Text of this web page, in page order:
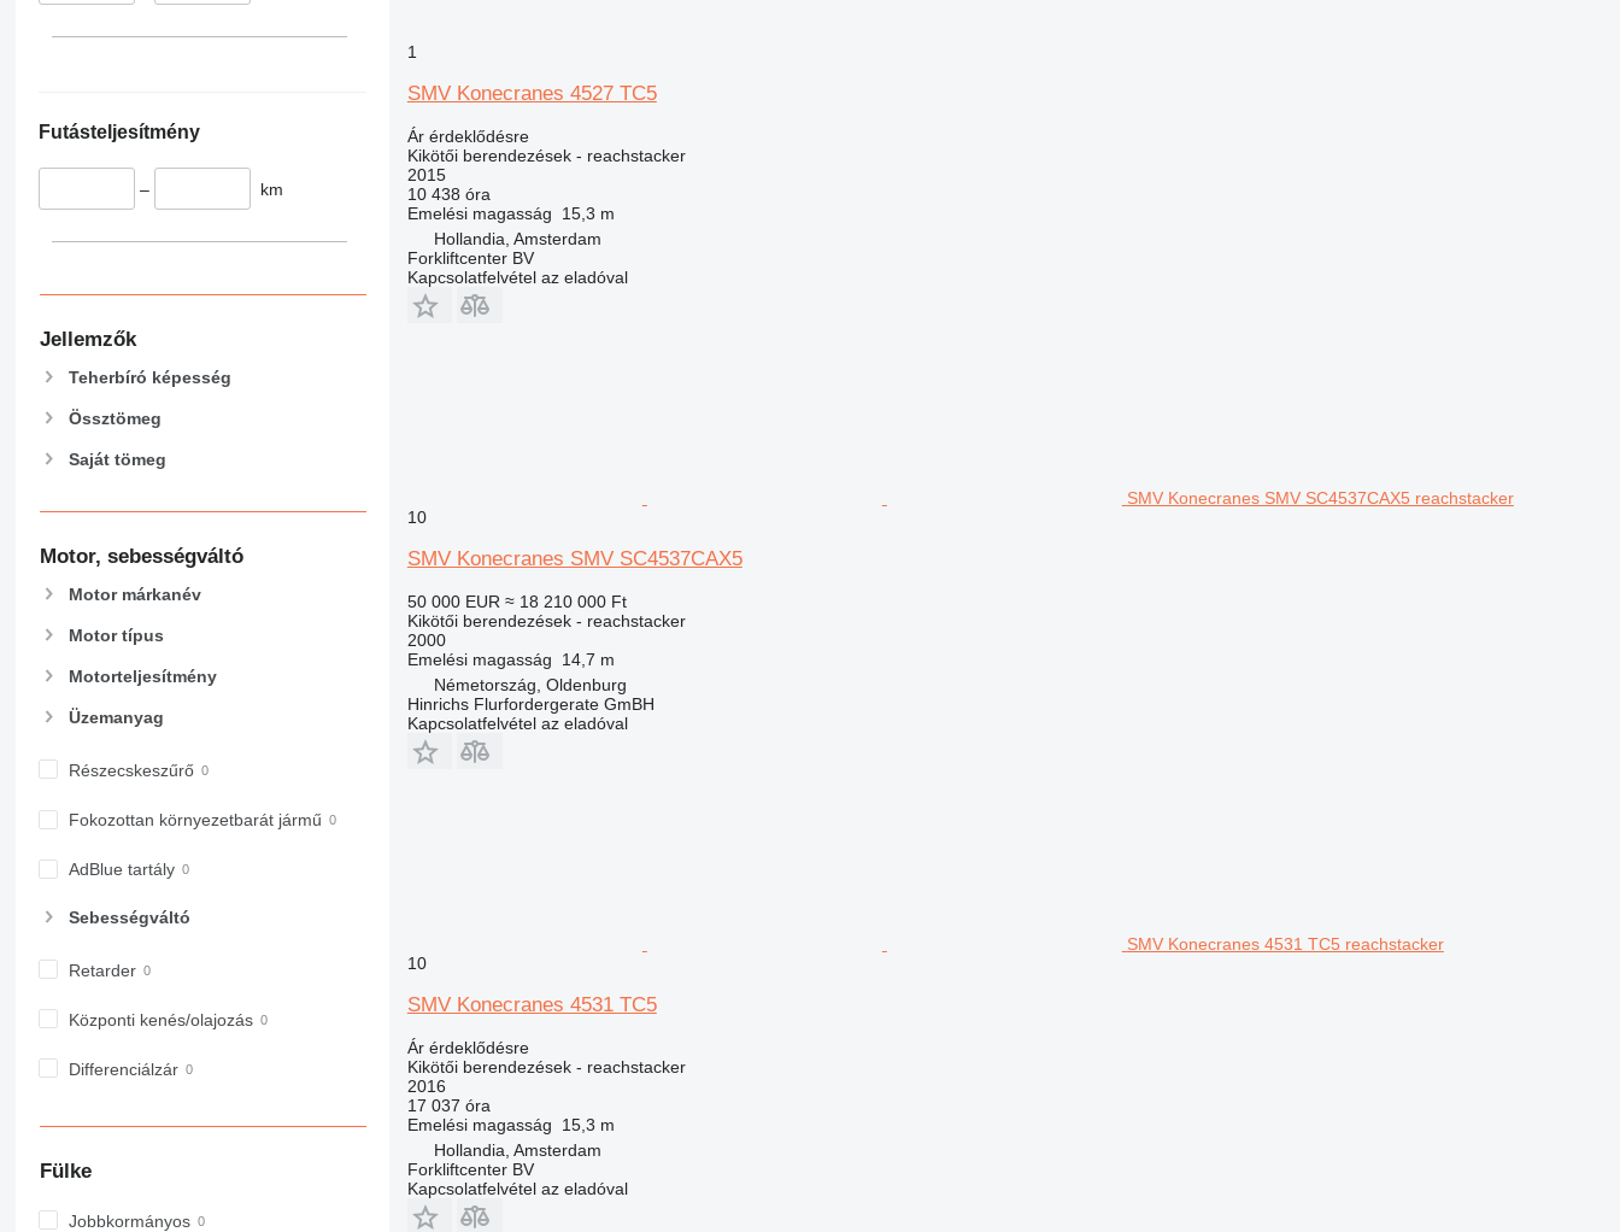
Futásteljesítmény
– km
Jellemzők
Teherbíró képesség
Össztömeg
Saját tömeg
Motor, sebességváltó
Motor márkanév
Motor típus
Motorteljesítmény
Üzemanyag
Részecskeszűrő
Fokozottan környezetbarát jármű
AdBlue tartály
Sebességváltó
Retarder
Központi kenés/olajozás
Differenciálzár
Fülke
Jobbkormányos
1
SMV Konecranes 4527 TC5
Ár érdeklődésre
Kikötői berendezések - reachstacker
2015
10 438 óra
Emelési magasság
15,3 m
Hollandia, Amsterdam
Forkliftcenter BV
Kapcsolatfelvétel az eladóval
SMV Konecranes SMV SC4537CAX5 reachstacker
10
SMV Konecranes SMV SC4537CAX5
50 000 EUR ≈ 18 210 000 Ft
Kikötői berendezések - reachstacker
2000
Emelési magasság
14,7 m
Németország, Oldenburg
Hinrichs Flurfordergerate GmBH
Kapcsolatfelvétel az eladóval
SMV Konecranes 4531 TC5 reachstacker
10
SMV Konecranes 4531 TC5
Ár érdeklődésre
Kikötői berendezések - reachstacker
2016
17 037 óra
Emelési magasság
15,3 m
Hollandia, Amsterdam
Forkliftcenter BV
Kapcsolatfelvétel az eladóval